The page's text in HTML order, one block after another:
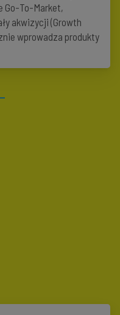
Go-To-Market,
akwizycji (Growth
wprowadza produkty